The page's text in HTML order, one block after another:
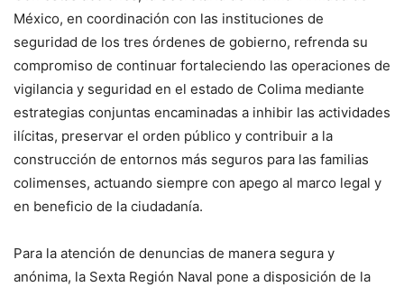
México, en coordinación con las instituciones de
seguridad de los tres órdenes de gobierno, refrenda su
compromiso de continuar fortaleciendo las operaciones de
vigilancia y seguridad en el estado de Colima mediante
estrategias conjuntas encaminadas a inhibir las actividades
ilícitas, preservar el orden público y contribuir a la
construcción de entornos más seguros para las familias
colimenses, actuando siempre con apego al marco legal y
en beneficio de la ciudadanía.
Para la atención de denuncias de manera segura y
anónima, la Sexta Región Naval pone a disposición de la